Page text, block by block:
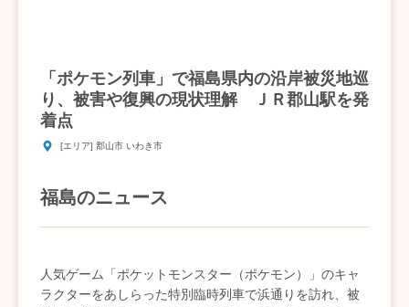
「ポケモン列車」で福島県内の沿岸被災地巡
り、被害や復興の現状理解 ＪＲ郡山駅を発
着点
[エリア] 郡山市 いわき市
福島のニュース
人気ゲーム「ポケットモンスター（ポケモン）」のキャ
ラクターをあしらった特別臨時列車で浜通りを訪れ、被